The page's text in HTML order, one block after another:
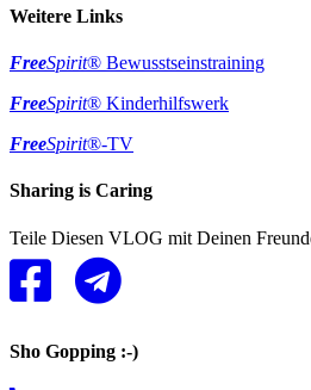
Weitere Links
FreeSpirit® Bewusstseinstraining
FreeSpirit® Kinderhilfswerk
FreeSpirit®-TV
Sharing is Caring
Teile Diesen VLOG mit Deinen
Sho Gopping :-)